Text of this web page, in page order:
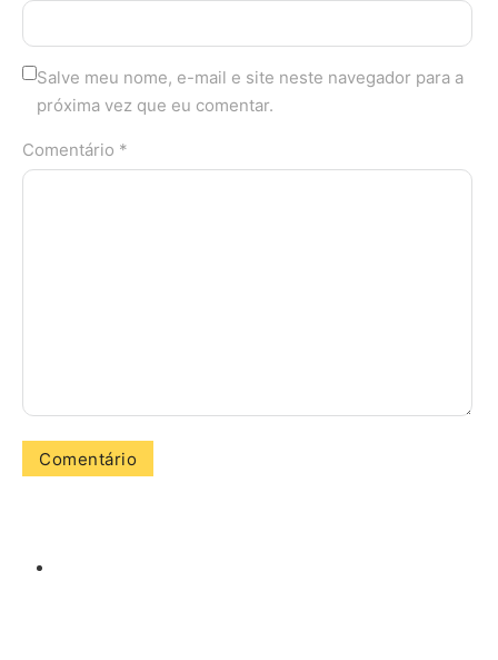
Salve meu nome, e-mail e site neste navegador para a
próxima vez que eu comentar.
Comentário *